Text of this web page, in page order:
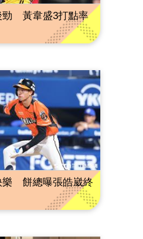
勁 黃韋盛3打點率
樂 餅總曝張皓崴終